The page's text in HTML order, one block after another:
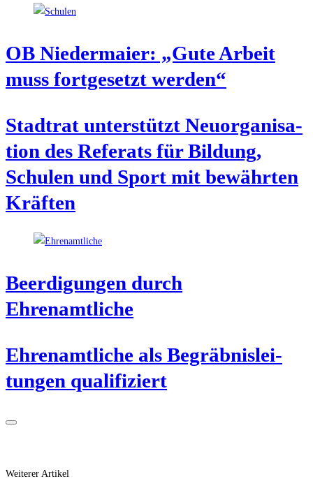
OB Nie­der­mai­er: „Gute Arbeit
muss fort­ge­setzt werden“
Stadt­rat unter­stützt Neu­or­ga­ni­sa­
ti­on des Refe­rats für Bil­dung,
Schu­len und Sport mit bewähr­ten
Kräften
Beer­di­gun­gen durch
Ehrenamtliche
Ehren­amt­li­che als Begräb­nis­lei­
tun­gen qualifiziert
Weiterer Artikel